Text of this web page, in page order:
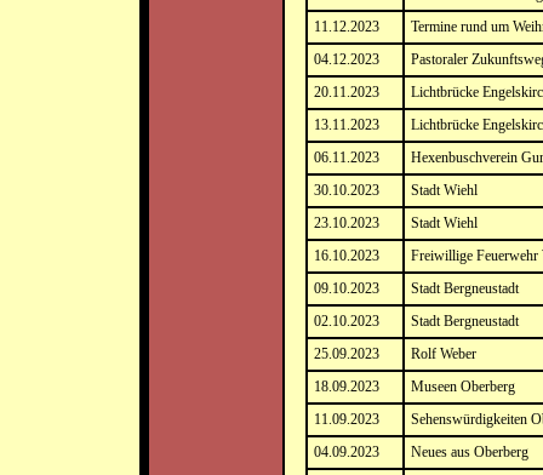
11.12.2023
Termine rund um
04.12.2023
Pastoraler
20.11.2023
Lichtbrücke
13.11.2023
Lichtbrücke
06.11.2023
Hexenbuschverein
30.10.2023
Stadt Wiehl
23.10.2023
Stadt Wiehl
16.10.2023
Freiwillige Feuerwehr
09.10.2023
Stadt Bergneustadt
02.10.2023
Stadt Bergneustadt
25.09.2023
Rolf Weber
18.09.2023
Museen Oberberg
11.09.2023
Sehenswürdigkeiten
04.09.2023
Neues aus Oberberg